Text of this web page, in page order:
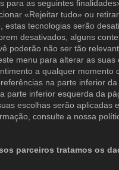
(Europa)
(Oceania)
(Brasil)
da Califórnia
(Gerenciar
Informações Pessoais
para as seguintes
«Rejeitar tudo» ou
estas tecnologias serão
desativados, alguns
poderão não ser tão
menu para alterar as suas
a qualquer momento
na parte inferior
parte inferior esquerda da
escolhas serão aplicadas
consulte a nossa
parceiros tratamos os